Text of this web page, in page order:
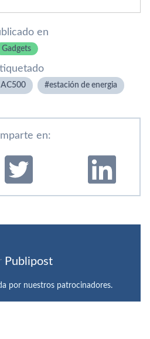
en
Gadgets
estación de energia
en:
Publipost
por nuestros patrocinadores.